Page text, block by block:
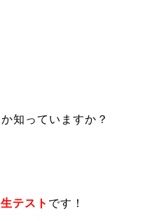
知っていますか？
テスト です！